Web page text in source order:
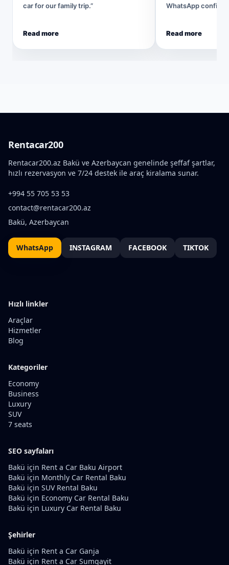
car for our family trip.”
Read more
WhatsApp
Read more
Rentacar200
Rentacar200.az Bakü ve Azerbaycan genelinde şeffaf şartlar,
hızlı rezervasyon ve 7/24 destek ile araç kiralama sunar.
+994 55 705 53 53
contact@rentacar200.az
Bakü, Azerbaycan
WhatsApp INSTAGRAM FACEBOOK TIKTOK
Hızlı linkler
Araçlar
Hizmetler
Blog
Kategoriler
Economy
Business
Luxury
SUV
7 seats
SEO sayfaları
Bakü için Rent a Car Baku Airport
Bakü için Monthly Car Rental Baku
Bakü için SUV Rental Baku
Bakü için Economy Car Rental Baku
Bakü için Luxury Car Rental Baku
Şehirler
Bakü için Rent a Car Ganja
Bakü için Rent a Car Sumqayit